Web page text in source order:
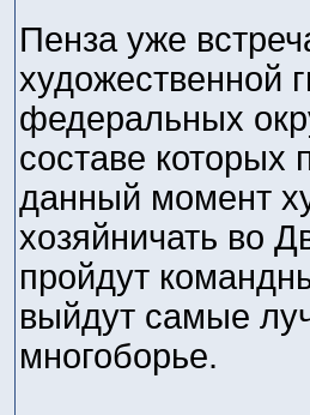
Пенза уже
художественной
федеральных
составе которых
данный момент
хозяйничать во
пройдут
выйдут самые
многоборье.